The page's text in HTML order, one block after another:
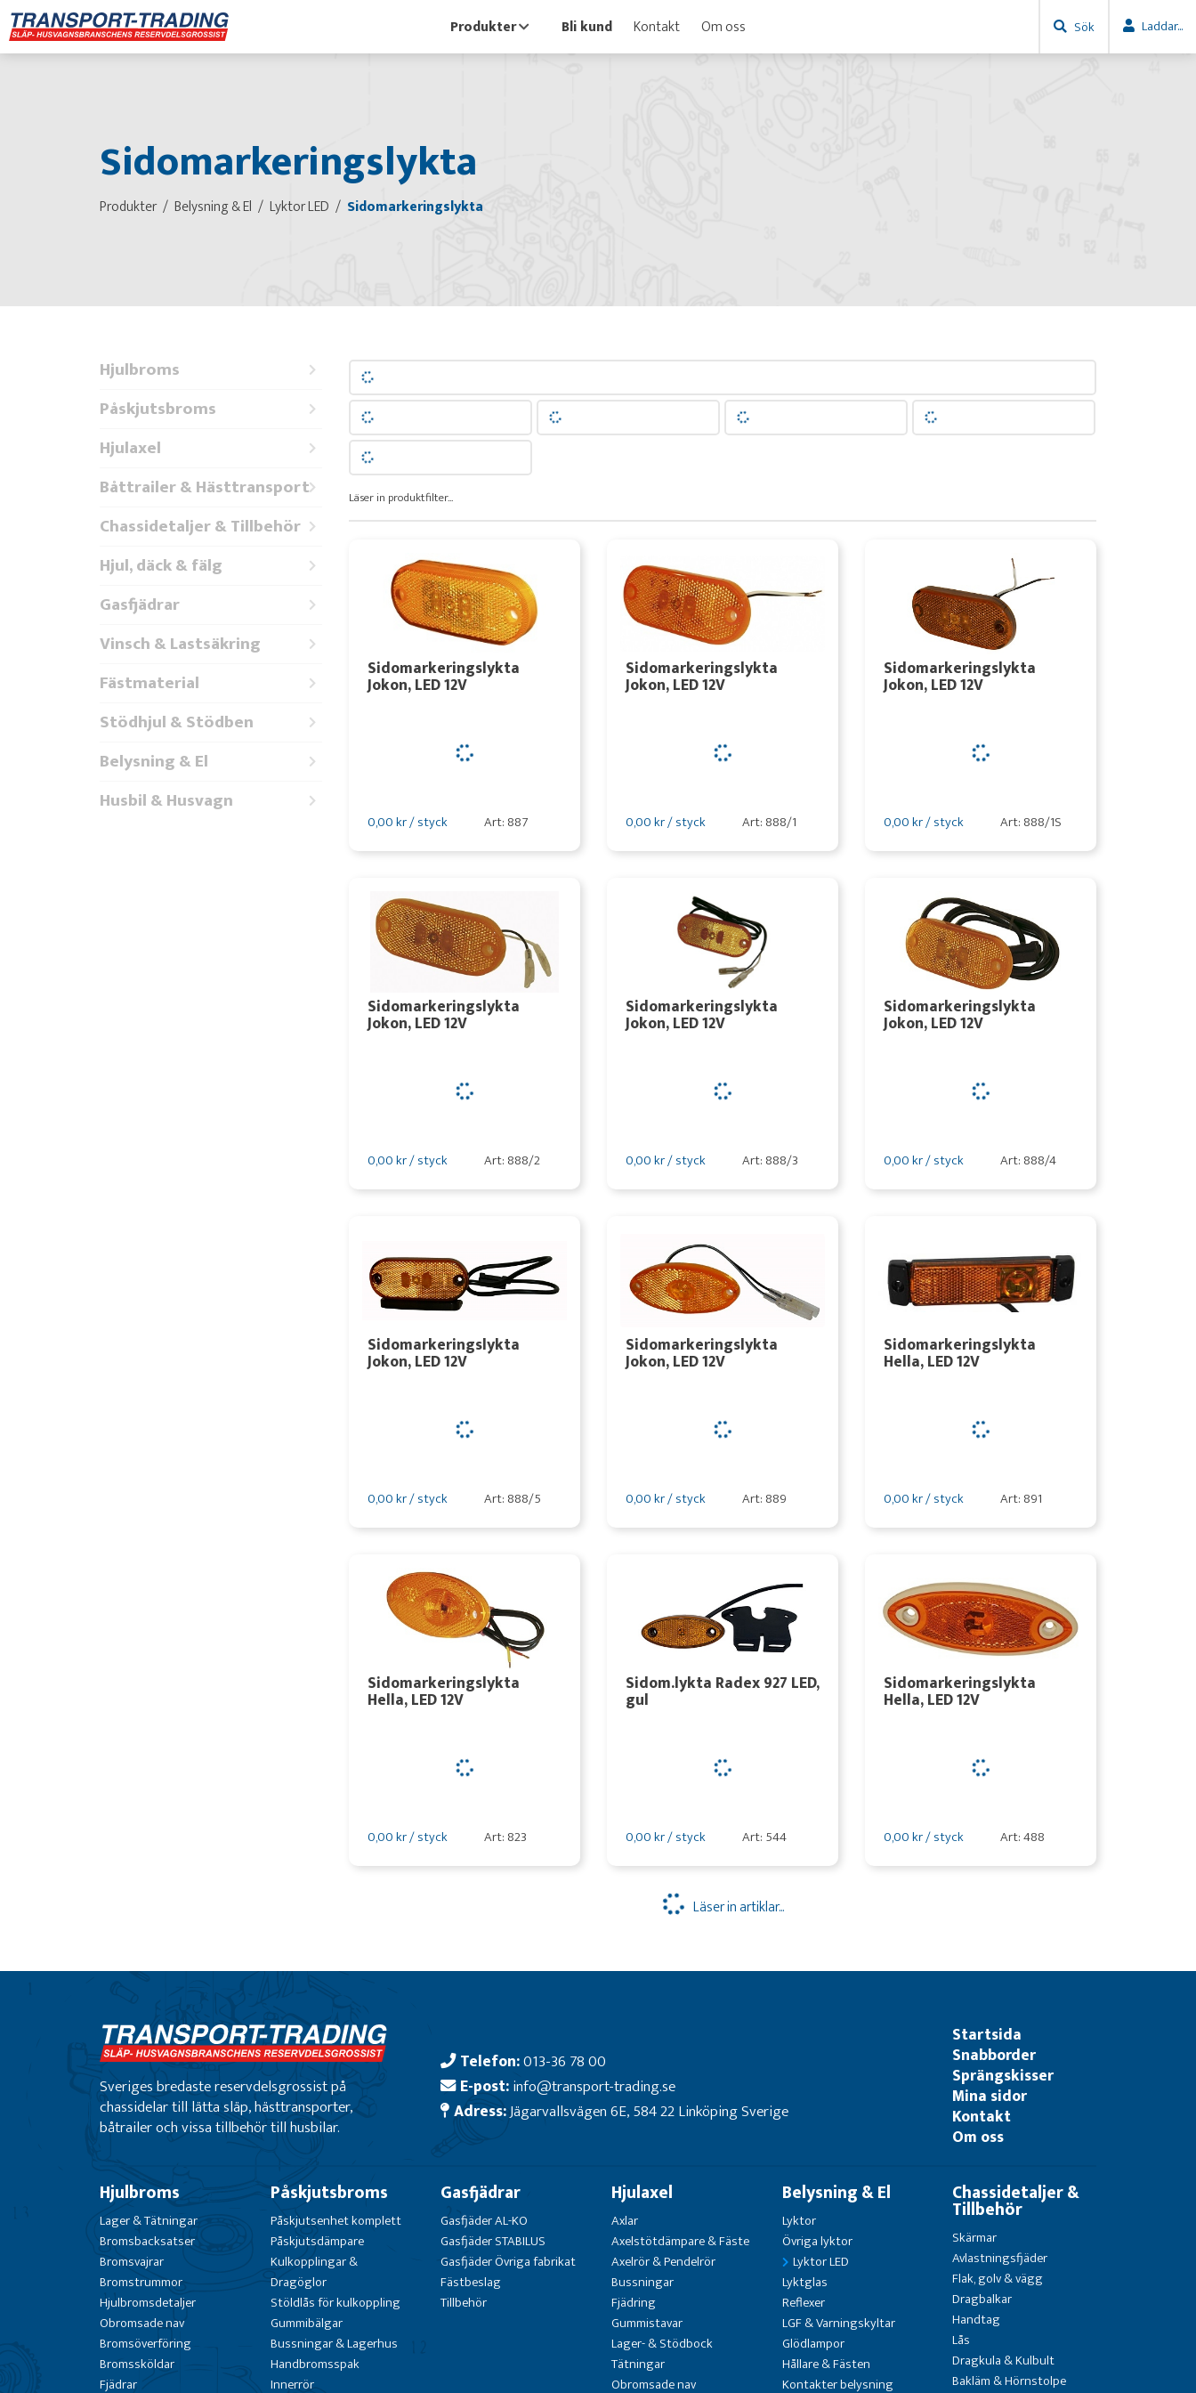
Produkter Bli kund Kontakt Om oss Sök Laddar...
Sidomarkeringslykta
Produkter Belysning & El Lyktor LED Sidomarkeringslykta
Hjulbroms
Påskjutsbroms
Hjulaxel
Båttrailer & Hästtransport
Chassidetaljer & Tillbehör
Hjul, däck & fälg
Gasfjädrar
Vinsch & Lastsäkring
Fästmaterial
Stödhjul & Stödben
Belysning & El
Husbil & Husvagn
Läser in produktfilter...
Sidomarkeringslykta
Jokon, LED 12V
0,00 kr / styck Art: 887
Sidomarkeringslykta
Jokon, LED 12V
0,00 kr / styck Art: 888/1
Sidomarkeringslykta
Jokon, LED 12V
0,00 kr / styck Art: 888/1S
Sidomarkeringslykta
Jokon, LED 12V
0,00 kr / styck Art: 888/2
Sidomarkeringslykta
Jokon, LED 12V
0,00 kr / styck Art: 888/3
Sidomarkeringslykta
Jokon, LED 12V
0,00 kr / styck Art: 888/4
Sidomarkeringslykta
Jokon, LED 12V
0,00 kr / styck Art: 888/5
Sidomarkeringslykta
Jokon, LED 12V
0,00 kr / styck Art: 889
Sidomarkeringslykta
Hella, LED 12V
0,00 kr / styck Art: 891
Sidomarkeringslykta
Hella, LED 12V
0,00 kr / styck Art: 823
Sidom.lykta Radex 927 LED,
gul
0,00 kr / styck Art: 544
Sidomarkeringslykta
Hella, LED 12V
0,00 kr / styck Art: 488
Läser in artiklar...
Sveriges bredaste reservdelsgrossist på
chassidelar till lätta släp, hästtransporter,
båtrailer och vissa tillbehör till husbilar.
Telefon:013-36 78 00
E-post:info@transport-trading.se
Adress:Jägarvallsvägen 6E, 584 22 Linköping Sverige
Startsida
Snabborder
Sprängskisser
Mina sidor
Kontakt
Om oss
Hjulbroms
Lager & Tätningar
Bromsbacksatser
Bromsvajrar
Bromstrummor
Hjulbromsdetaljer
Obromsade nav
Bromsöverföring
Bromssköldar
Fjädrar
Påskjutsbroms
Påskjutsenhet komplett
Påskjutsdämpare
Kulkopplingar &
Dragöglor
Stöldlås för kulkoppling
Gummibälgar
Bussningar & Lagerhus
Handbromsspak
Innerrör
Gasfjädrar
Gasfjäder AL-KO
Gasfjäder STABILUS
Gasfjäder Övriga fabrikat
Fästbeslag
Tillbehör
Hjulaxel
Axlar
Axelstötdämpare & Fäste
Axelrör & Pendelrör
Bussningar
Fjädring
Gummistavar
Lager- & Stödbock
Tätningar
Obromsade nav
Belysning & El
Lyktor
Övriga lyktor
Lyktor LED
Lyktglas
Reflexer
LGF & Varningskyltar
Glödlampor
Hållare & Fästen
Kontakter belysning
Chassidetaljer &
Tillbehör
Skärmar
Avlastningsfjäder
Flak, golv & vägg
Dragbalkar
Handtag
Lås
Dragkula & Kulbult
Bakläm & Hörnstolpe